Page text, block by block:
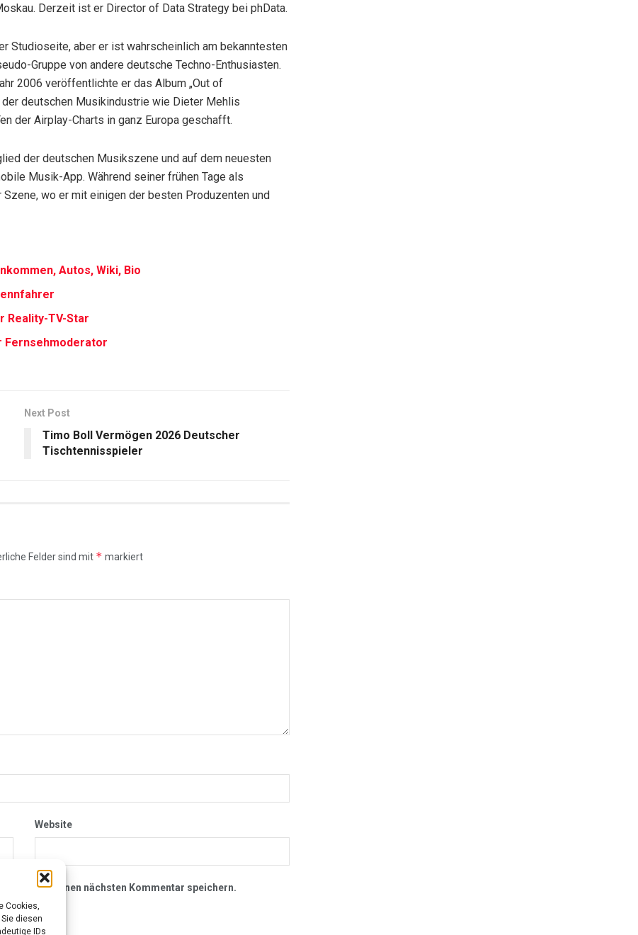
Cookies,
diesen
IDs
Derzeit ist er Director of Data Strategy bei phData.
Studioseite, aber er ist wahrscheinlich am bekanntesten
Gruppe von andere deutsche Techno-Enthusiasten.
2006 veröffentlichte er das Album „Out of
der deutschen Musikindustrie wie Dieter Mehlis
der Airplay-Charts in ganz Europa geschafft.
der deutschen Musikszene und auf dem neuesten
Musik-App. Während seiner frühen Tage als
wo er mit einigen der besten Produzenten und
Autos, Wiki, Bio
Reality-TV-Star
Fernsehmoderator
Next Post
Timo Boll Vermögen 2026 Deutscher
Tischtennisspieler
Felder sind mit * markiert
Website
für meinen nächsten Kommentar speichern.